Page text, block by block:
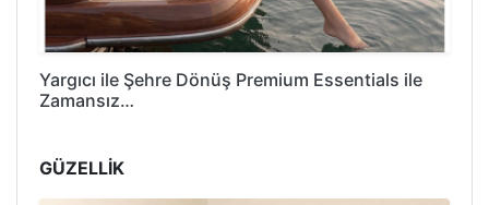
Yargıcı ile Şehre Dönüş Premium Essentials ile
Zamansız…
GÜZELLİK